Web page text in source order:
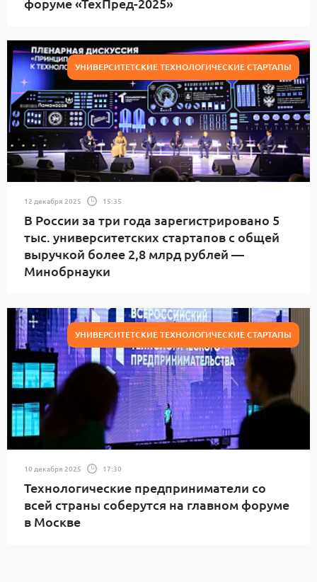
УНИВЕРСИТЕТСКИЕ ТЕХНОЛОГИЧЕСКИЕ СТАРТАПЫ
12 декабря 2025 15:35
В России за три года зарегистрировано 5
тыс. университетских стартапов с общей
выручкой более 2,8 млрд рублей —
Минобрнауки
УНИВЕРСИТЕТСКИЕ ТЕХНОЛОГИЧЕСКИЕ СТАРТАПЫ
10 декабря 2025 17:30
Технологические предприниматели со
всей страны соберутся на главном форуме
в Москве